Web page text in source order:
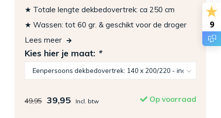
★ Totale lengte dekbedovertrek: ca 250 cm
★ Wassen: tot 60 gr. & geschikt voor de droger
Lees meer
Kies hier je maat: *
49,95 39,95 Incl. btw Op voorraad
9